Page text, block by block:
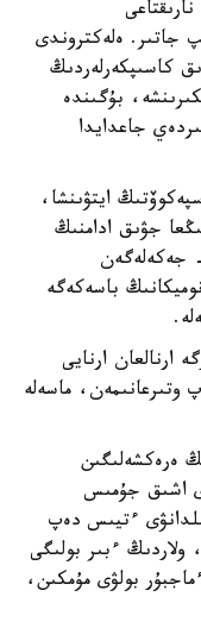
جاتىر. ەلەكتروندى
كاسىپكەرلەردىڭ
بۇگىندە
جاعدايدا
ايتۋىنشا،
ساۋدا نارىعى بۇگىندە 738 مىڭعا جۋىق ادامنىڭ
جەكەلەگەن
باسەكەگە
ارنالعان ارنايى
وتىرعانىمەن، ماسەلە
ەرەكشەلىگىن
اشىق جۇمىس
ءتيىس دەپ
ولاردىڭ ءبىر بولىگى
بولۋى مۇمكىن،